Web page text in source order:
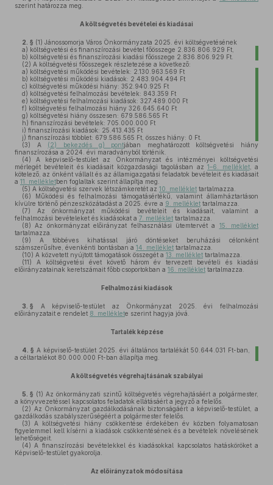
szerint határozza meg.
A költségvetés bevételei és kiadásai
2. § (1) Jánossomorja Város Önkormányzata 2025. évi költségvetésének
a) költségvetési és finanszírozási bevétel főösszege 2.836.806.929 Ft,
b) költségvetési és finanszírozási kiadási főösszege 2.836.806.929 Ft.
(2) A költségvetési főösszegek részletezése a következő:
a) költségvetési működési bevételek: 2.130.963.569 Ft
b) költségvetési működési kiadások: 2.483.904.494 Ft
c) költségvetési működési hiány: 352.940.925 Ft
d) költségvetési felhalmozási bevételek: 843.359 Ft
e) költségvetési felhalmozási kiadások: 327.489.000 Ft
f) költségvetési felhalmozási hiány 326.645.640 Ft
g) költségvetési hiány összesen: 679.586.565 Ft
h) finanszírozási bevételek: 705.000.000 Ft
i) finanszírozási kiadások: 25.413.435 Ft
j) finanszírozási többlet: 679.586.565 Ft, összes hiány: 0 Ft.
(3) A (2) bekezdés g) pontjában meghatározott költségvetési hiány
finanszírozása a 2024. évi maradványból történik.
(4) A képviselő-testület az Önkormányzat és intézményei költségvetési
mérlegét bevételeit és kiadásait közgazdasági tagolásban az1–6. melléklet, a
kötelező, az önként vállalt és az államigazgatási feladatok bevételeit és kiadásait
a 11. mellékletben foglaltak szerint állapítja meg.
(5) A költségvetési szervek létszámkeretét az 10. melléklet tartalmazza.
(6) Működési és felhalmozási támogatásértékű, valamint államháztartáson
kívülre történő pénzeszközátadást a 2025. évre a 9. melléklet tartalmazza.
(7) Az önkormányzat működési bevételeit és kiadásait, valamint a
felhalmozási bevételeket és kiadásokat a 7. melléklet tartalmazza.
(8) Az önkormányzat előirányzat felhasználási ütemtervét a 15. melléklet
tartalmazza.
(9) A többéves kihatással járó döntéseket beruházási célonként
számszerűsítve, évenkénti bontásban a 14. melléklet tartalmazza.
(10) A közvetett nyújtott támogatások összegét a 13. melléklet tartalmazza.
(11) A költségvetési évet követő három év tervezett bevételi és kiadási
előirányzatainak keretszámait főbb csoportokban a 16. melléklet tartalmazza.
Felhalmozási kiadások
3. § A képviselő-testület az Önkormányzat 2025. évi felhalmozási
előirányzatait e rendelet 8. melléklete szerint hagyja jóvá.
Tartalék képzése
4. § A képviselő-testület 2025. évi általános tartalékát 50.644.031 Ft-ban,
a céltartalékot 80.000.000 Ft-ban állapítja meg.
A költségvetés végrehajtásának szabályai
5. § (1) Az önkormányzati szintű költségvetés végrehajtásáért a polgármester,
a könyvvezetéssel kapcsolatos feladatok ellátásáért a jegyző a felelős.
(2) Az Önkormányzat gazdálkodásának biztonságáért a képviselő-testület, a
gazdálkodás szabályszerűségéért a polgármester felelős.
(3) A költségvetési hiány csökkentése érdekében év közben folyamatosan
figyelemmel kell kísérni a kiadások csökkentésének és a bevételek növelésének
lehetőségeit.
(4) A finanszírozási bevételekkel és kiadásokkal kapcsolatos hatásköröket a
Képviselő-testület gyakorolja.
Az előirányzatok módosítása